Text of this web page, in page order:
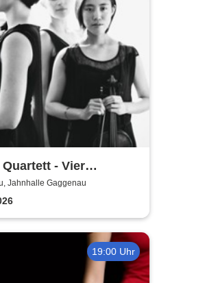
- Vier
aus Frankreich
Jahnhalle Gaggenau
19:00 Uhr